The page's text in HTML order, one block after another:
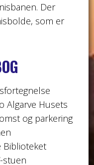
Der
som er
Algarve Husets
og parkering
Biblioteket
stuen